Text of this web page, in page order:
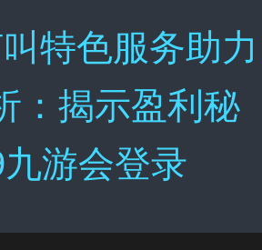
特色服务助力
：揭示盈利秘
游会登录